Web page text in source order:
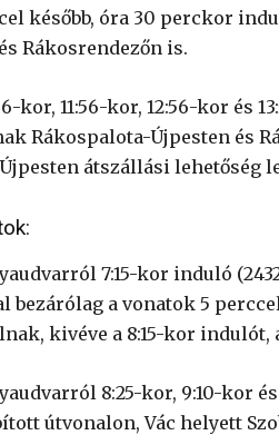
később, óra 30 perckor
Rákosrendezőn is.
kor, 11:56-kor, 12:56-kor és
Rákospalota-Újpesten és
átszállási lehetőség
7:15-kor induló
bezárólag a vonatok 5
kivéve a 8:15-kor indulót,
8:25-kor, 9:10-kor
útvonalon, Vác helyett